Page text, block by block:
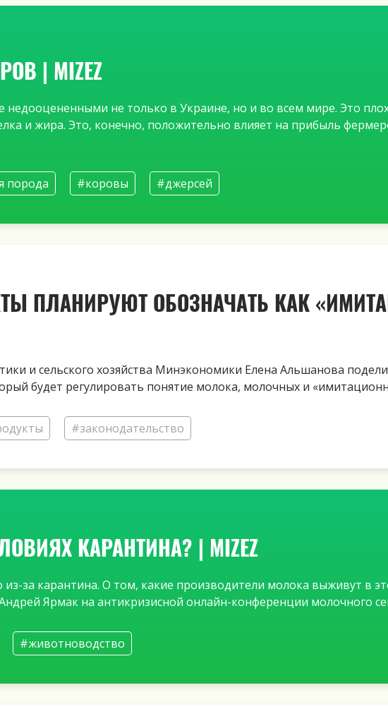
| MIZEZ
недооцененными не только в Украине, но и во всем мире. Это
и жира. Это, конечно, положительно влияет на прибыль
порода #коровы #джерсей
ПЛАНИРУЮТ ОБОЗНАЧАТЬ КАК
и сельского хозяйства Минэкономики Елена Альшанова
будет регулировать понятие молока, молочных и
#законодательство
КАРАНТИНА? | MIZEZ
за карантина. О том, какие производители молока выживут в
Ярмак на антикризисной онлайн-конференции молочного
#животноводство